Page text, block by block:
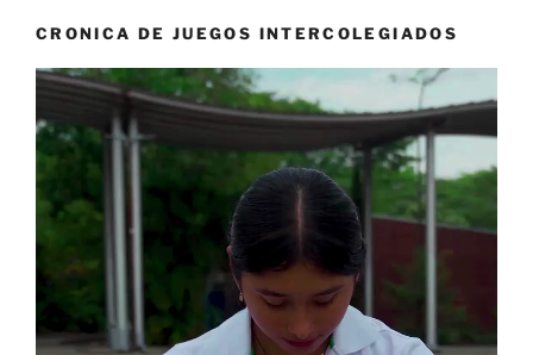
CRONICA DE JUEGOS INTERCOLEGIADOS
Reproductor
vídeo